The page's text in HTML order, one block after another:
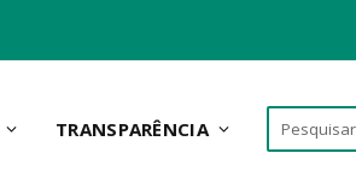
TRANSPARÊNCIA